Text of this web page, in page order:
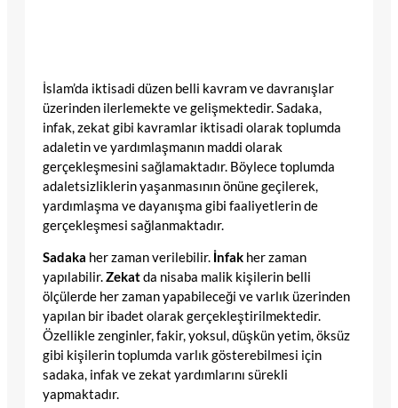
İslam’da iktisadi düzen belli kavram ve davranışlar
üzerinden ilerlemekte ve gelişmektedir. Sadaka,
infak, zekat gibi kavramlar iktisadi olarak toplumda
adaletin ve yardımlaşmanın maddi olarak
gerçekleşmesini sağlamaktadır. Böylece toplumda
adaletsizliklerin yaşanmasının önüne geçilerek,
yardımlaşma ve dayanışma gibi faaliyetlerin de
gerçekleşmesi sağlanmaktadır.
Sadaka her zaman verilebilir. İnfak her zaman
yapılabilir.Zekatda nisaba malik kişilerin belli
ölçülerde her zaman yapabileceği ve varlık üzerinden
yapılan bir ibadet olarak gerçekleştirilmektedir.
Özellikle zenginler, fakir, yoksul, düşkün yetim, öksüz
gibi kişilerin toplumda varlık gösterebilmesi için
sadaka, infak ve zekat yardımlarını sürekli
yapmaktadır.